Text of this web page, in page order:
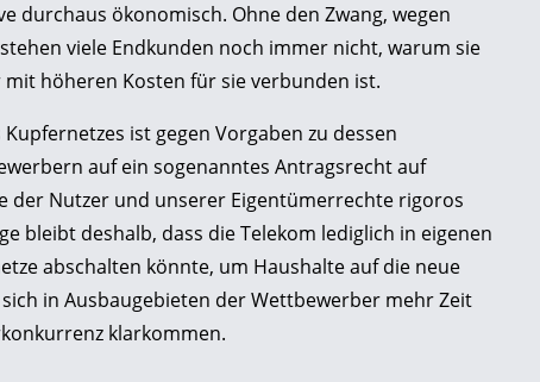
durchaus ökonomisch. Ohne den Zwang, wegen
viele Endkunden noch immer nicht, warum sie
höheren Kosten für sie verbunden ist.
ist gegen Vorgaben zu dessen
auf ein sogenanntes Antragsrecht auf
der Nutzer und unserer Eigentümerrechte rigoros
bleibt deshalb, dass die Telekom lediglich in eigenen
abschalten könnte, um Haushalte auf die neue
in Ausbaugebieten der Wettbewerber mehr Zeit
klarkommen.